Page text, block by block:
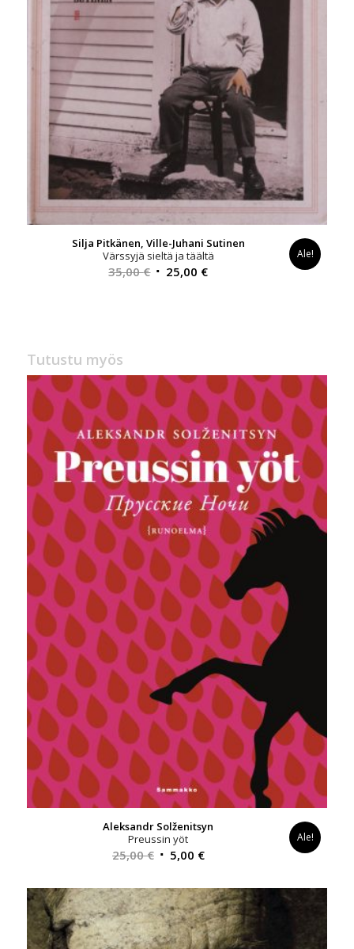
Silja Pitkänen, Ville-Juhani Sutinen
Värssyjä sieltä ja täältä
35,00€ Alkuperäinen
25,00 €Nykyinen
Ale!
Tutustu myös
Aleksandr Solženitsyn
Preussin yöt
25,00€ Alkuperäinen
oli:
25,00 €.
5,00 €Nykyinen
on:
5,00 €.
Ale!